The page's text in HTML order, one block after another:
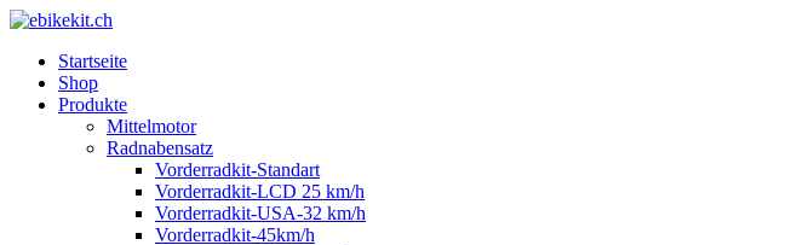
Startseite
Shop
Produkte
Mittelmotor
Radnabensatz
Vorderradkit-Standart
Vorderradkit-LCD 25 km/h
Vorderradkit-USA-32 km/h
Vorderradkit-45km/h